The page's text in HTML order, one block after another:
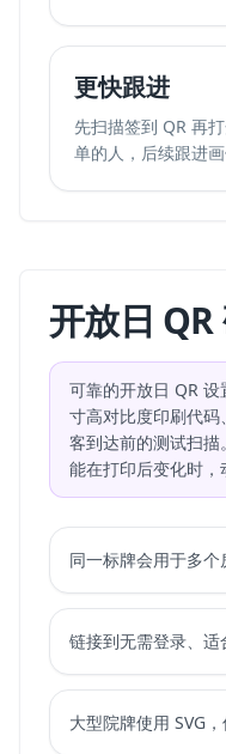
更快跟进
先扫描签到 QR 再
单的人，后续跟进画
开放日
可靠的开放日 QR
寸高对比度印刷代
客到达前的测试扫
能在打印后变化时，
同一标牌会用于多个
链接到无需登录、适
大型院牌使用 SVG